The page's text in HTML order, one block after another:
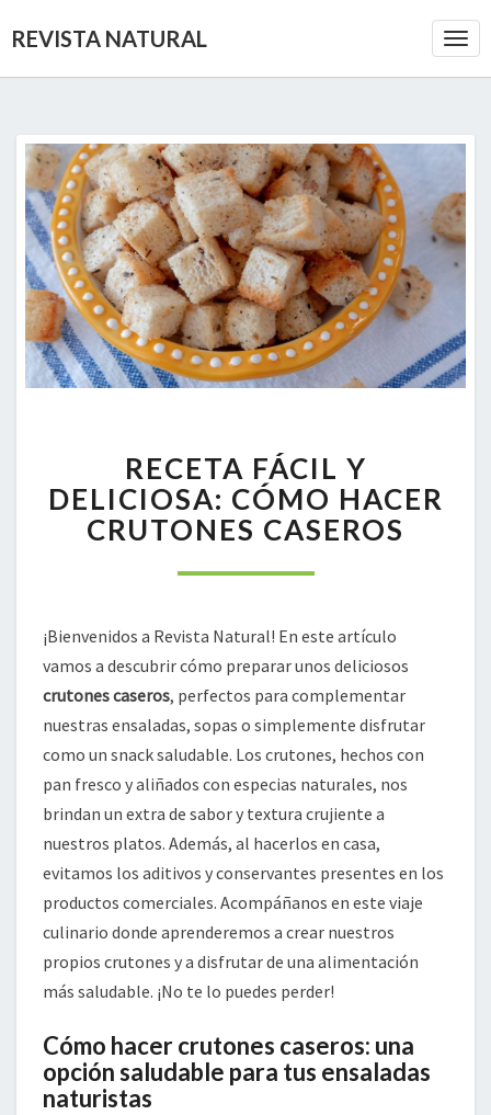
REVISTA NATURAL
FÁCIL
Y
DELICIOSA:
CÓMO
RECETA FÁCIL Y
DELICIOSA: CÓMO HACER
CRUTONES CASEROS
¡Bienvenidos a Revista Natural! En este artículo
vamos a descubrir cómo preparar unos deliciosos
crutones caseros, perfectos para complementar
nuestras ensaladas, sopas o simplemente disfrutar
como un snack saludable. Los crutones, hechos con
pan fresco y aliñados con especias naturales, nos
brindan un extra de sabor y textura crujiente a
nuestros platos. Además, al hacerlos en casa,
evitamos los aditivos y conservantes presentes en los
productos comerciales. Acompáñanos en este viaje
culinario donde aprenderemos a crear nuestros
propios crutones y a disfrutar de una alimentación
más saludable. ¡No te lo puedes perder!
Cómo hacer crutones caseros: una
opción saludable para tus ensaladas
naturistas